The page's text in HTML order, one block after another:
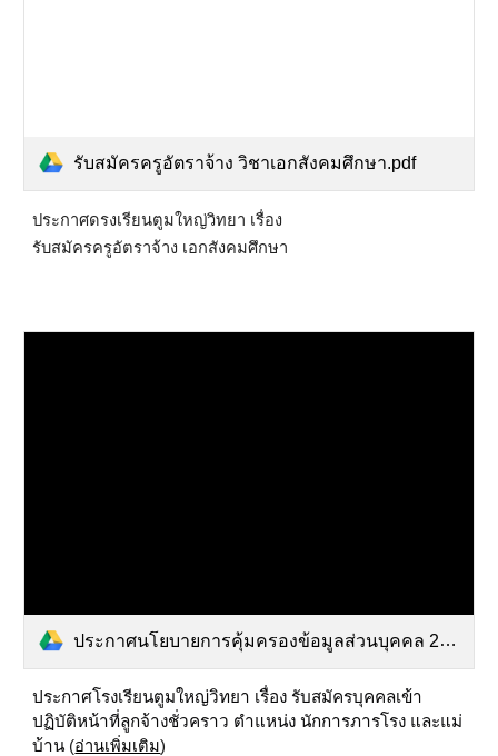
รับสมัครครูอัตราจ้าง วิชาเอกสังคมศึกษา.pdf
ประกาศดรงเรียนตูมใหญ่วิทยา เรื่อง
รับสมัครครูอัตราจ้าง เอกสังคมศึกษา
ประกาศนโยบายการคุ้มครองข้อมูลส่วนบุคคล 2568.pdf
ประกาศโรงเรียนตูมใหญ่วิทยา เรื่อง รับสมัครบุคคลเข้า
ปฏิบัติหน้าที่ลูกจ้างชั่วคราว ตำแหน่ง นักการภารโรง และแม่
บ้าน (อ่านเพิ่มเติม)